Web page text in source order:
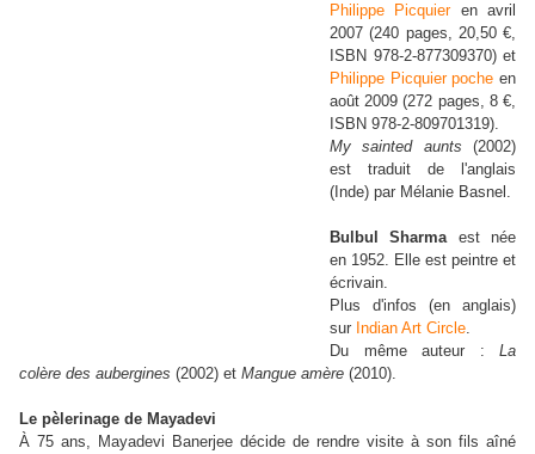
Philippe Picquieren avril
2007 (240 pages, 20,50 €,
ISBN 978-2-877309370) et
Philippe Picquier poche en
août 2009 (272 pages, 8 €,
ISBN 978-2-809701319).
My sainted aunts (2002)
est traduit de l'anglais
(Inde) par Mélanie Basnel.
Bulbul Sharmaest née
en 1952. Elle est peintre et
écrivain.
Plus d'infos (en anglais)
sur Indian Art Circle.
Du même auteur : La
colère des aubergines (2002) et Mangue amère (2010).
Le pèlerinage de Mayadevi
À 75 ans, Mayadevi Banerjee décide de rendre visite à son fils aîné